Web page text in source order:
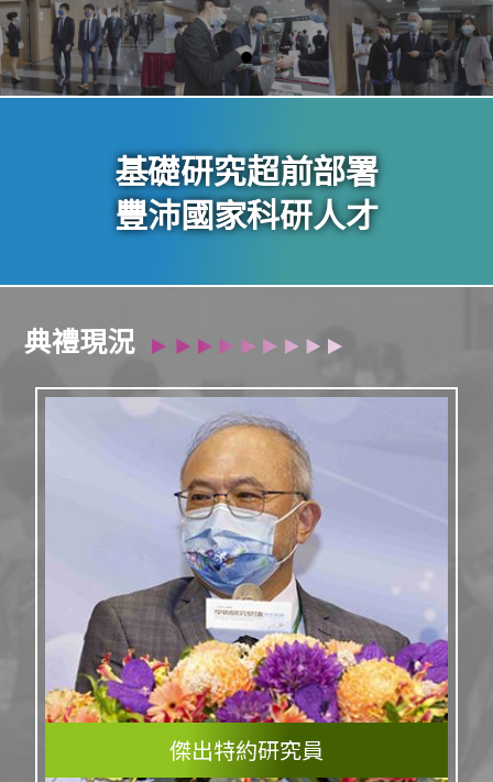
基礎研究超前部署
豐沛國家科研人才
典禮現況
傑出特約研究員